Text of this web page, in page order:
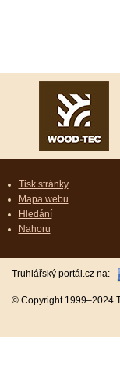
Tisk stránky
Mapa webu
Hledání
Nahoru
Truhlářský portál.cz na:
© Copyright 1999–2024